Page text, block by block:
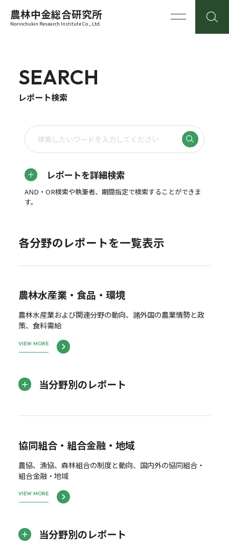
農林中金総合研究所
Norinchukin Research Institute Co., Ltd.
SEARCH
レポート検索
レポートを詳細検索
AND・OR検索や執筆者、期間指定で検索することができま
す。
各分野のレポートを一覧表示
農林水産業・食品・環境
農林水産業および関連分野の動向、諸外国の農業情勢と政
策、食料需給
VIEW MORE
当分野別のレポート
協同組合・組合金融・地域
農協、漁協、森林組合の制度と動向、国内外の協同組合・
組合金融・地域
VIEW MORE
当分野別のレポート